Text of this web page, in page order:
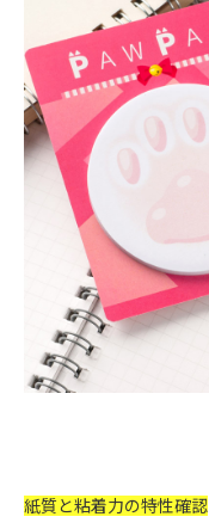
紙質と粘着力の特性確認